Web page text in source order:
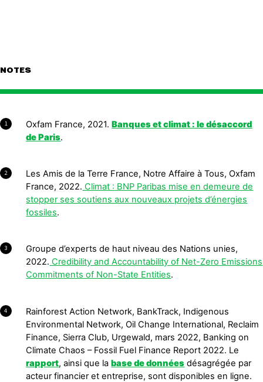
NOTES
1 Oxfam France, 2021.Banques et climat : le désaccord
de Paris.
2
Les Amis de la Terre France, Notre Affaire à Tous, Oxfam
France, 2022. Climat : BNP Paribas mise en demeure de
stopper ses soutiens aux nouveaux projets d’énergies
fossiles.
3
Groupe d’experts de haut niveau des Nations unies,
2022. Credibility and Accountability of Net-Zero Emissions
Commitments of Non-State Entities.
4
Rainforest Action Network, BankTrack, Indigenous
Environmental Network, Oil Change International, Reclaim
Finance, Sierra Club, Urgewald, mars 2022, Banking on
Climate Chaos – Fossil Fuel Finance Report 2022. Le
rapport, ainsi que labase de données désagrégée par
acteur financier et entreprise, sont disponibles en ligne.